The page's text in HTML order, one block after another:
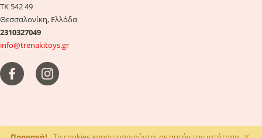
ΤΚ 542 49
Θεσσαλονίκη, Ελλάδα
2310327049
info@trenakitoys.gr